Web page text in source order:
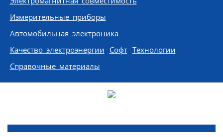
Измерительные приборы
Автомобильная электроника
Качество электроэнергии Софт Технологии
Справочные материалы